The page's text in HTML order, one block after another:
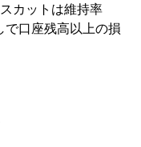
カットは維持率
で口座残高以上の損